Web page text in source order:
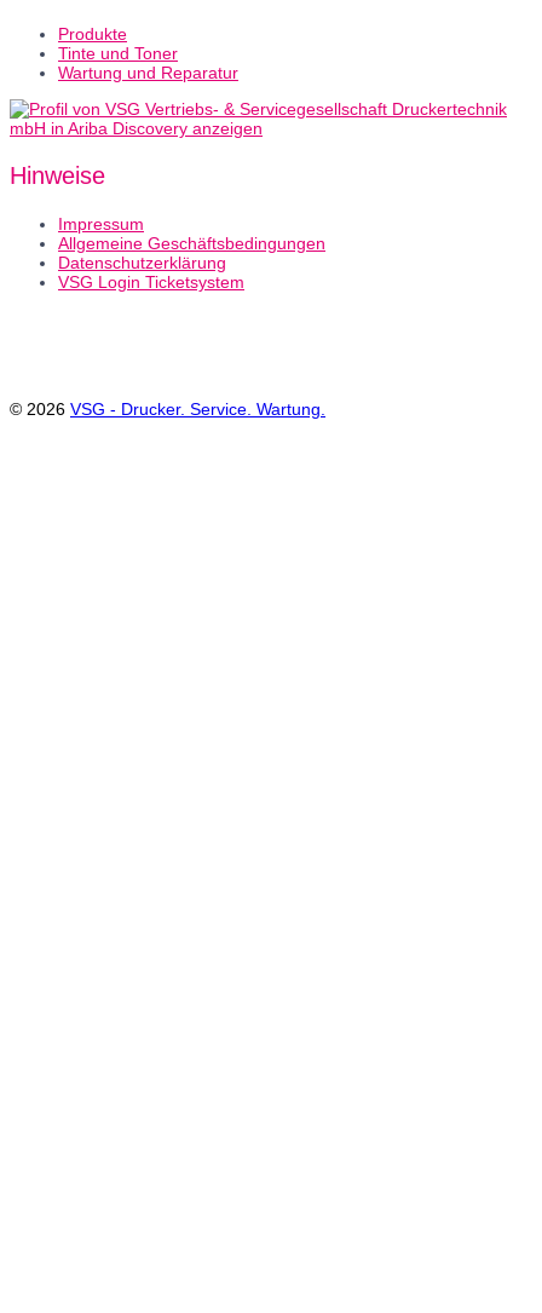
Produkte
Tinte und Toner
Wartung und Reparatur
Hinweise
Impressum
Allgemeine Geschäftsbedingungen
Datenschutzerklärung
VSG Login Ticketsystem
© 2026 VSG - Drucker. Service. Wartung.